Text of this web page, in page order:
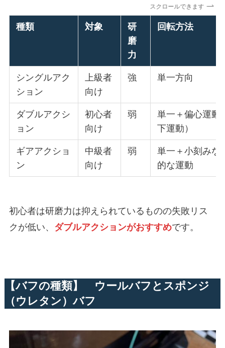
スクロールできます
種類 対象
研
磨
力
回転方法
シングルアク
ション
上級者
向け
強 単一方向
ダブルアクシ
ョン
初心者
向け
弱
単一＋偏心運動
下運動）
ギアアクショ
ン
中級者
向け
弱
単一＋小刻みな
的な運動
初心者は研磨力は抑えられているものの失敗リス
クが低い、 ダブルアクションがおすすめです。
【バフの種類】 ウールバフとスポンジ
（ウレタン）バフ